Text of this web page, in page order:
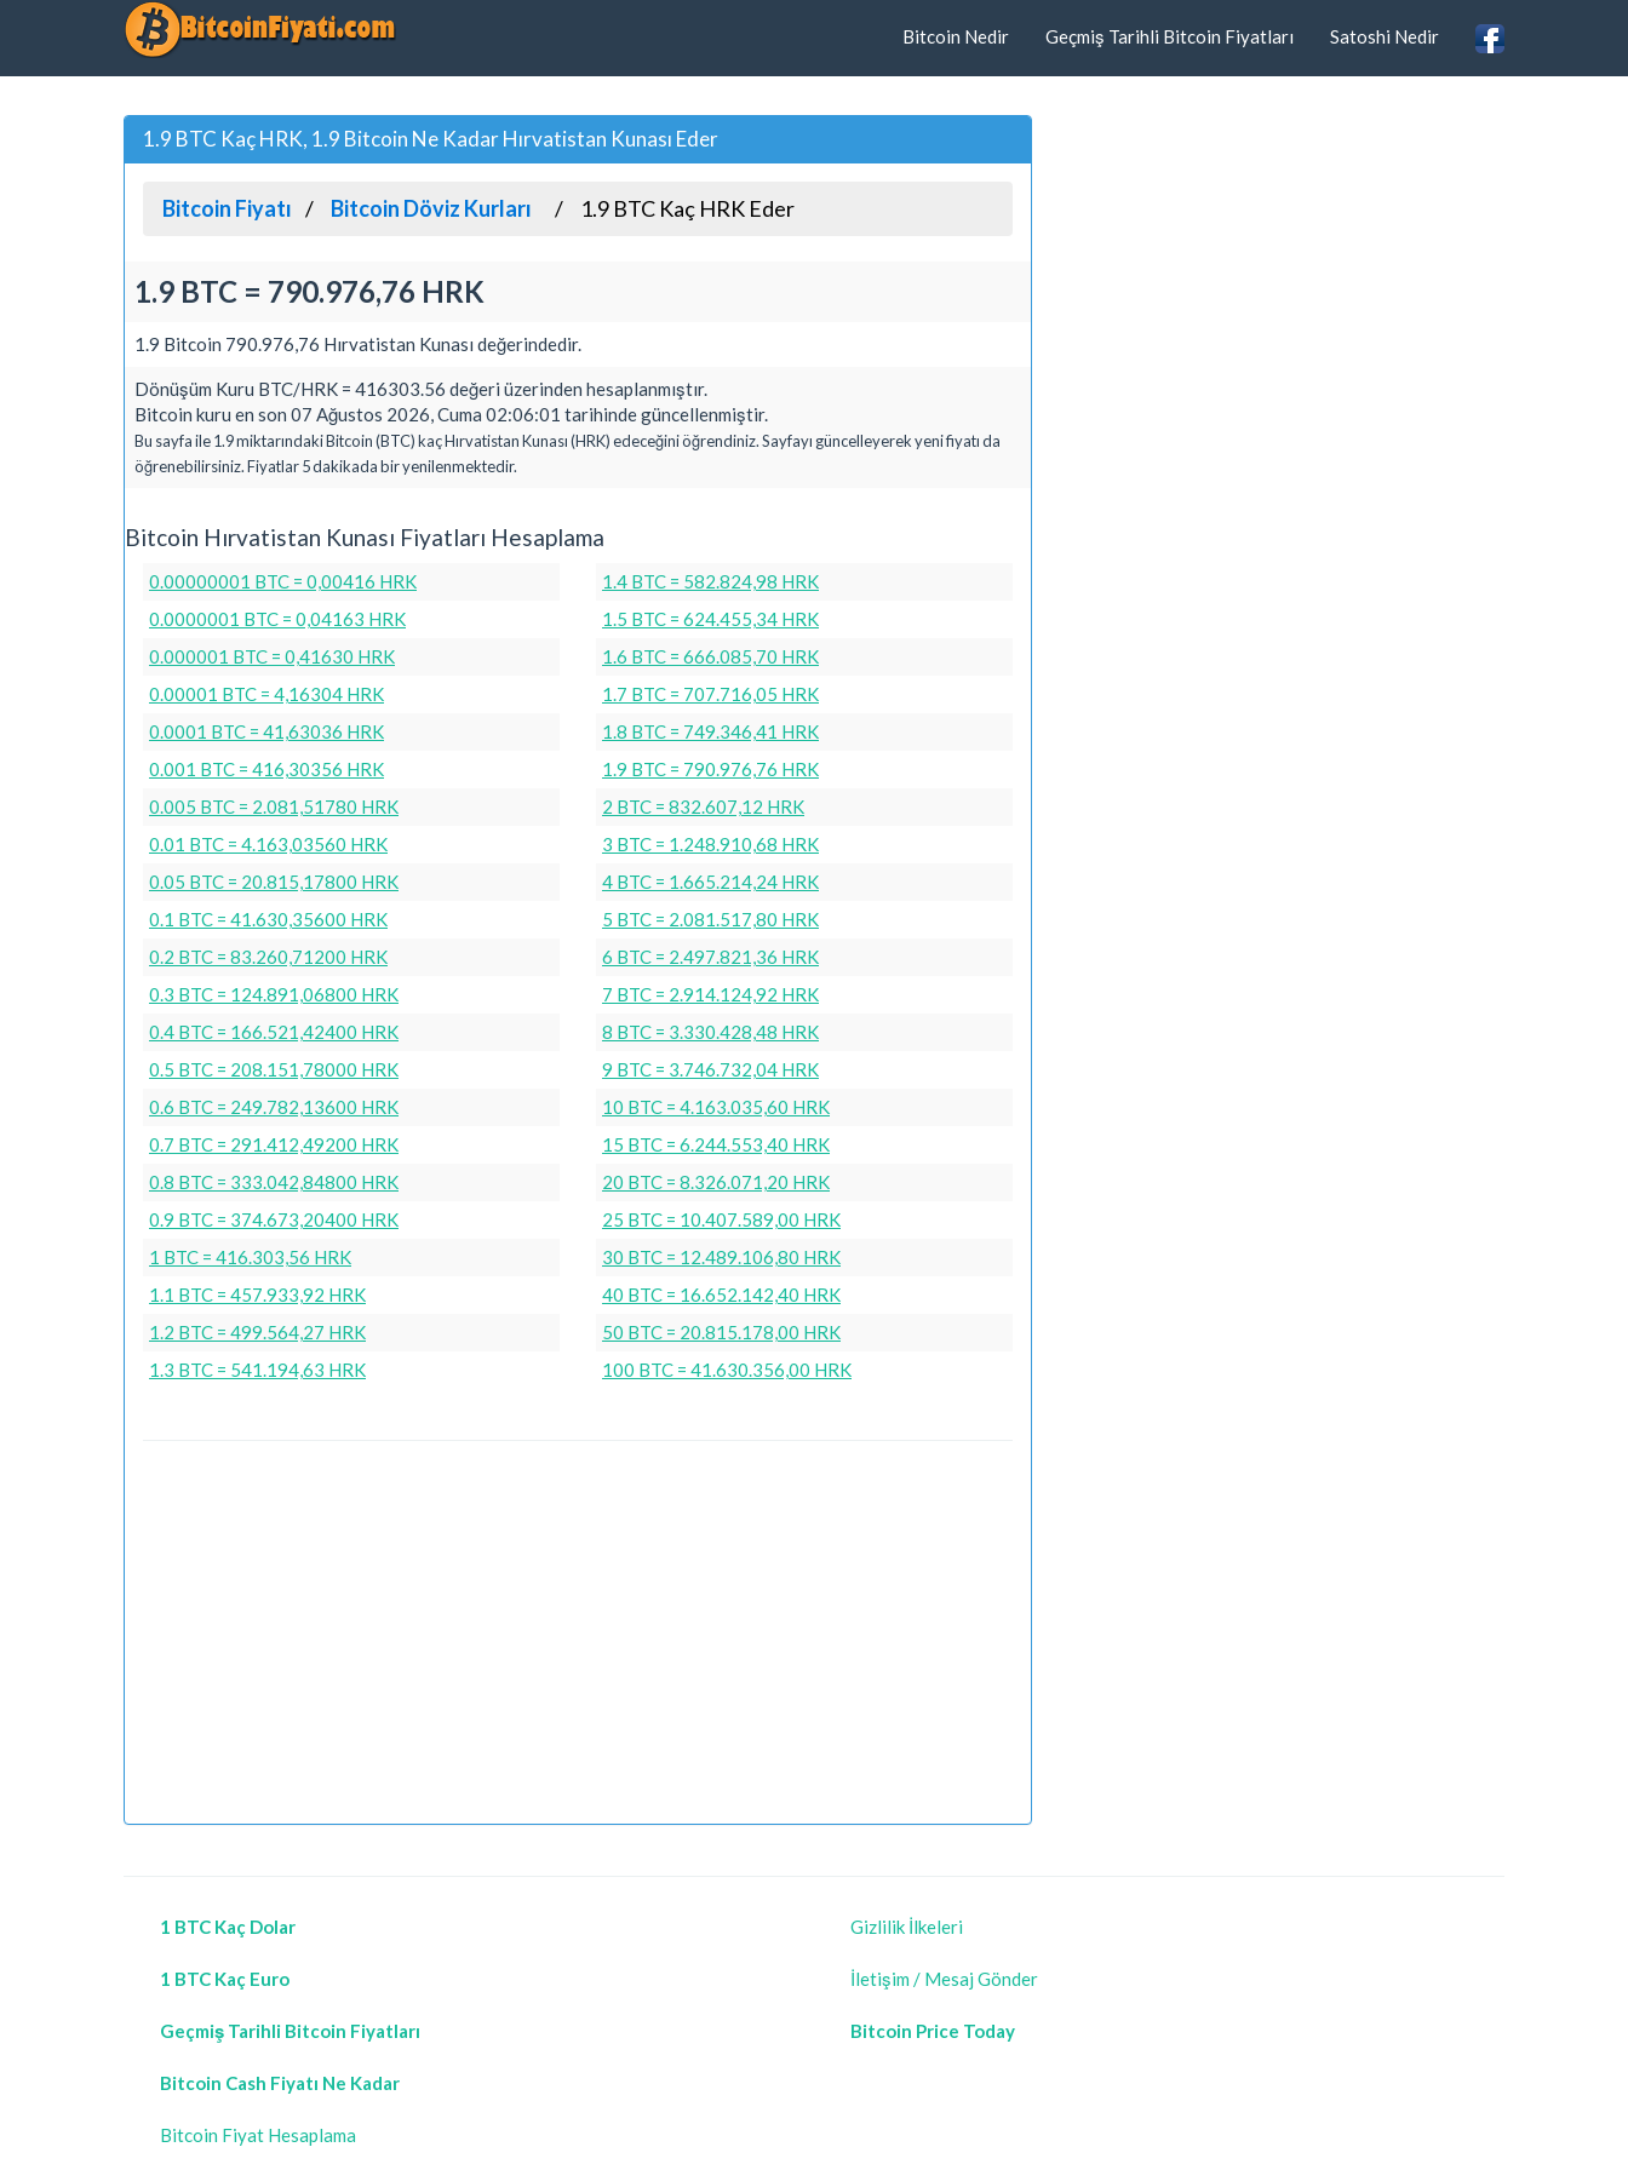
Bitcoin Nedir Geçmiş Tarihli Bitcoin Fiyatları Satoshi Nedir
1.9 BTC Kaç HRK, 1.9 Bitcoin Ne Kadar Hırvatistan Kunası Eder
Bitcoin Fiyatı Bitcoin Döviz Kurları 1.9 BTC Kaç HRK Eder
1.9 BTC = 790.976,76 HRK
1.9 Bitcoin 790.976,76 Hırvatistan Kunası değerindedir.
Dönüşüm Kuru BTC/HRK = 416303.56 değeri üzerinden hesaplanmıştır.
Bitcoin kuru en son 07 Ağustos 2026, Cuma 02:06:01 tarihinde güncellenmiştir.
Bu sayfa ile 1.9 miktarındaki Bitcoin (BTC) kaç Hırvatistan Kunası (HRK) edeceğini öğrendiniz. Sayfayı güncelleyerek yeni fiyatı da
öğrenebilirsiniz. Fiyatlar 5 dakikada bir yenilenmektedir.
Bitcoin Hırvatistan Kunası Fiyatları Hesaplama
0.00000001 BTC = 0,00416 HRK
0.0000001 BTC = 0,04163 HRK
0.000001 BTC = 0,41630 HRK
0.00001 BTC = 4,16304 HRK
0.0001 BTC = 41,63036 HRK
0.001 BTC = 416,30356 HRK
0.005 BTC = 2.081,51780 HRK
0.01 BTC = 4.163,03560 HRK
0.05 BTC = 20.815,17800 HRK
0.1 BTC = 41.630,35600 HRK
0.2 BTC = 83.260,71200 HRK
0.3 BTC = 124.891,06800 HRK
0.4 BTC = 166.521,42400 HRK
0.5 BTC = 208.151,78000 HRK
0.6 BTC = 249.782,13600 HRK
0.7 BTC = 291.412,49200 HRK
0.8 BTC = 333.042,84800 HRK
0.9 BTC = 374.673,20400 HRK
1 BTC = 416.303,56 HRK
1.1 BTC = 457.933,92 HRK
1.2 BTC = 499.564,27 HRK
1.3 BTC = 541.194,63 HRK
1.4 BTC = 582.824,98 HRK
1.5 BTC = 624.455,34 HRK
1.6 BTC = 666.085,70 HRK
1.7 BTC = 707.716,05 HRK
1.8 BTC = 749.346,41 HRK
1.9 BTC = 790.976,76 HRK
2 BTC = 832.607,12 HRK
3 BTC = 1.248.910,68 HRK
4 BTC = 1.665.214,24 HRK
5 BTC = 2.081.517,80 HRK
6 BTC = 2.497.821,36 HRK
7 BTC = 2.914.124,92 HRK
8 BTC = 3.330.428,48 HRK
9 BTC = 3.746.732,04 HRK
10 BTC = 4.163.035,60 HRK
15 BTC = 6.244.553,40 HRK
20 BTC = 8.326.071,20 HRK
25 BTC = 10.407.589,00 HRK
30 BTC = 12.489.106,80 HRK
40 BTC = 16.652.142,40 HRK
50 BTC = 20.815.178,00 HRK
100 BTC = 41.630.356,00 HRK
1 BTC Kaç Dolar
1 BTC Kaç Euro
Geçmiş Tarihli Bitcoin Fiyatları
Bitcoin Cash Fiyatı Ne Kadar
Bitcoin Fiyat Hesaplama
Gizlilik İlkeleri
İletişim / Mesaj Gönder
Bitcoin Price Today